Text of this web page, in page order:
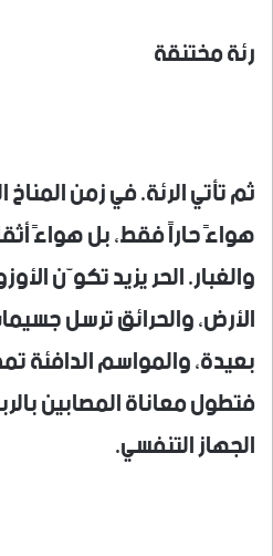
رئة مختنقة
ثم تأتي الرئة. في زمن المناخ
هواءً حاراً فقط، بل هواءً
والغبار. الحر يزيد تكوّن
الأرض، والحرائق ترسل
بعيدة، والمواسم الدافئة
فتطول معاناة المصابين
الجهاز التنفسي.